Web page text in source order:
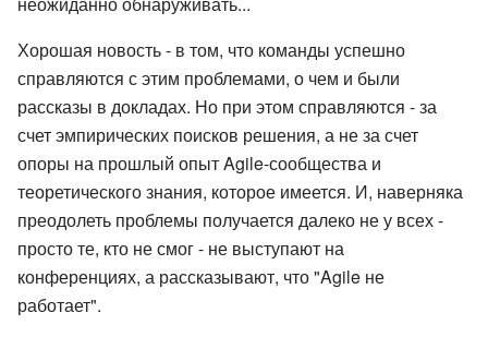
Хорошая новость - в том, что команды успешно
справляются с этим проблемами, о чем и были
рассказы в докладах. Но при этом справляются - за
счет эмпирических поисков решения, а не за счет
опоры на прошлый опыт Agile-сообщества и
теоретического знания, которое имеется. И, наверняка
преодолеть проблемы получается далеко не у всех -
просто те, кто не смог - не выступают на
конференциях, а рассказывают, что "Agile не
работает".